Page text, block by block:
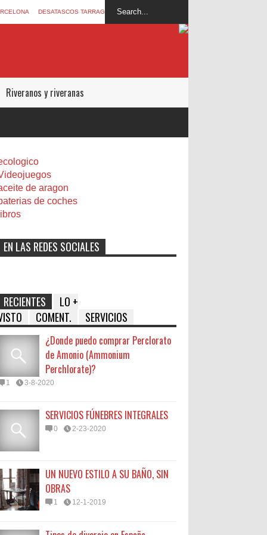
DESATASCOS TARRAGONA
Riveranos y riveranas
de aragon
de coches
libros
EN LAS REDES SOCIALES
RECIENTES
LO +
COMENT. SERVICIOS
¿Donde puedo comprar Perclorato
de Amonio (Ammonium
Perchlorate)?
1 3-8-2020
SERVICIOS FÚNEBRES INTEGRALES
0 2-23-2020
UN NUEVO ESTILO A SU BAÑO, SIN
OBRAS
1 12-1-2019